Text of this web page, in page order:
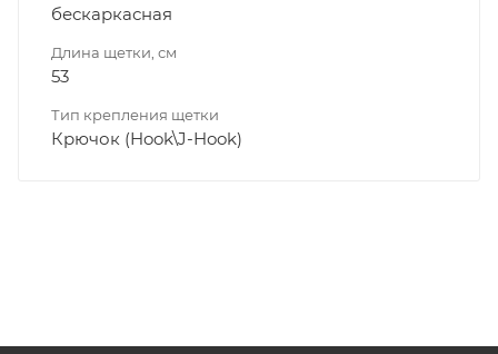
бескаркасная
Длина щетки, см
53
Тип крепления щетки
Крючок (Hook\J-Hook)